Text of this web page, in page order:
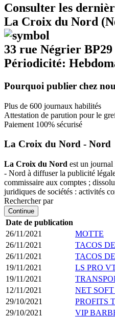
Consulter les
La Croix du Nord
33 rue Négrier
Périodicité:
Pourquoi publier chez
Plus de 600 journaux habilités
Attestation de parution pour le
Paiement 100% sécurisé
La Croix du Nord - Nord
La Croix du Nord est un
- Nord à diffuser la publicité
commissaire aux comptes ;
juridiques de sociétés : activités
Rechercher par
Continue
Date de publication
26/11/2021
MOTTE
26/11/2021
TACOS
26/11/2021
TACOS
19/11/2021
LS PRO
19/11/2021
12/11/2021
NET
29/10/2021
PROFITS
29/10/2021
VIP